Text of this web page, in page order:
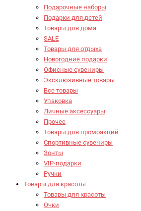
Подарочные наборы
Подарки для детей
Товары для дома
SALE
Товары для отдыха
Новогодние подарки
Офисные сувениры
Эксклюзивные товары
Все товары
Упаковка
Личные аксессуары
Прочее
Товары для промоакций
Спортивные сувениры
Зонты
VIP-подарки
Ручки
Товары для красоты
Товары для красоты
Очки